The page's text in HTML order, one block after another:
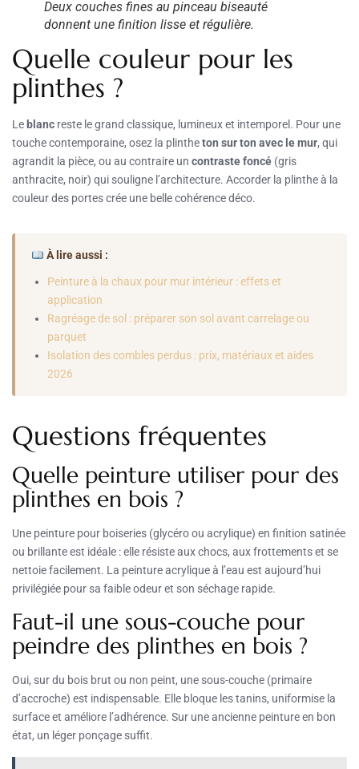
Deux couches fines au pinceau biseauté
donnent une finition lisse et régulière.
Quelle couleur pour les
plinthes ?
Le blanc reste le grand classique, lumineux et intemporel. Pour une
touche contemporaine, osez la plintheton sur ton avec le mur, qui
agrandit la pièce, ou au contraire un contraste foncé (gris
anthracite, noir) qui souligne l’architecture. Accorder la plinthe à la
couleur des portes crée une belle cohérence déco.
À lire aussi :
Peinture à la chaux pour mur intérieur : effets et
application
Ragréage de sol : préparer son sol avant carrelage ou
parquet
Isolation des combles perdus : prix, matériaux et aides
2026
Questions fréquentes
Quelle peinture utiliser pour des
plinthes en bois ?
Une peinture pour boiseries (glycéro ou acrylique) en finition satinée
ou brillante est idéale : elle résiste aux chocs, aux frottements et se
nettoie facilement. La peinture acrylique à l’eau est aujourd’hui
privilégiée pour sa faible odeur et son séchage rapide.
Faut-il une sous-couche pour
peindre des plinthes en bois ?
Oui, sur du bois brut ou non peint, une sous-couche (primaire
d’accroche) est indispensable. Elle bloque les tanins, uniformise la
surface et améliore l’adhérence. Sur une ancienne peinture en bon
état, un léger ponçage suffit.